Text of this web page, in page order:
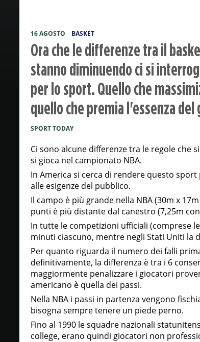
16 AGOSTO BASKET
Ora che le differenze tra il
stanno diminuendo ci si
per lo sport. Quello che
quello che premia l'essenza
SPORT TODAY
Ci sono alcune differenze tra le regole che
si gioca nel campionato NBA.
In America si cerca di rendere questo
alle esigenze del pubblico.
Il campo è più grande nella NBA (30m x
punti è più distante dal canestro (7,25m
In tutte le competizioni ufficiali (comprese
minuti ciascuno, mentre negli Stati Uniti la
Per quanto riguarda il numero dei falli
definitivamente, la differenza è tra i 6
maggiormente penalizzare i giocatori
americano è quella dei passi.
Nella NBA i passi in partenza vengono
bisogna sempre tenere un piede perno.
Fino al 1990 le squadre nazionali
college, erano quindi giocatori non